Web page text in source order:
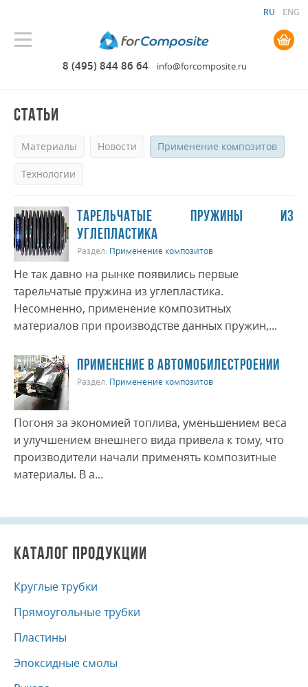
8 (495) 844 86 64 info@forcomposite.ru
RU ENG
0.00 руб. руб.
СТАТЬИ
Материалы Новости Применение композитов
Технологии
ТАРЕЛЬЧАТЫЕ ПРУЖИНЫ ИЗ
УГЛЕПЛАСТИКА
Раздел: Применение композитов
Не так давно на рынке появились первые
тарельчатые пружина из углепластика.
Несомненно, применение композитных
материалов при производстве данных пружин,...
ПРИМЕНЕНИЕ В АВТОМОБИЛЕСТРОЕНИИ
Раздел: Применение композитов
Погоня за экономией топлива, уменьшением веса
и улучшением внешнего вида привела к тому, что
производители начали применять композитные
материалы. В а...
КАТАЛОГ ПРОДУКЦИИ
Круглые трубки
Прямоугольные трубки
Пластины
Эпоксидные смолы